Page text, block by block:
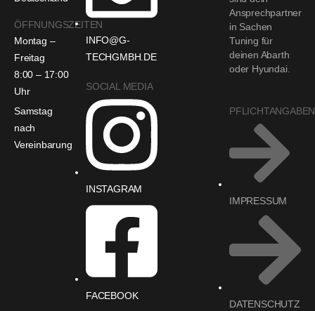
Ansprechpartner
in Sachen
Tuning für
deinen Abarth
oder Hyundai.
PFLICHTANGABEN
IMPRESSUM
DATENSCHUTZ
ÖFFNUNGSZEITEN
Montag –
Freitag
8:00 – 17:00
Uhr
Samstag
nach
Vereinbarung
INFO@G-
TECHGMBH.DE
SOCIAL MEDIA
INSTAGRAM
FACEBOOK